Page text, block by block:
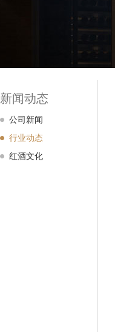
新闻动态
公司新闻
行业动态
红酒文化